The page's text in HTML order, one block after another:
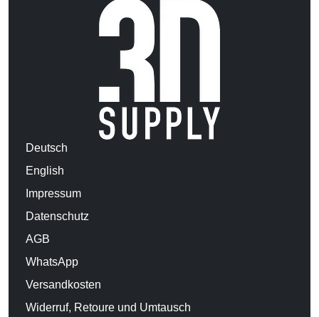
Deutsch
English
Impressum
Datenschutz
AGB
WhatsApp
Versandkosten
Widerruf, Retoure und Umtausch